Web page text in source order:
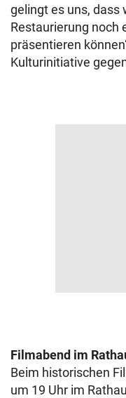
gelingt es uns, dass
Restaurierung noch
präsentieren
Kulturinitiative
Filmabend im
Beim historischen
um 19 Uhr im